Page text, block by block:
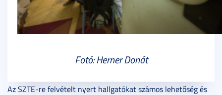
Fotó: Herner Donát
Az SZTE-re felvételt nyert hallgatókat számos lehetőség és